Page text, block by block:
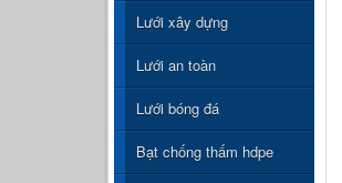
Lưới xây dựng
Lưới an toàn
Lưới bóng đá
Bạt chống thấm hdpe